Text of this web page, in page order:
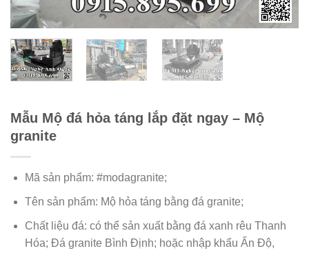
Mẫu Mộ đá hỏa táng lắp đặt ngay – Mộ
granite
Mã sản phẩm: #modagranite;
Tên sản phẩm: Mộ hỏa táng bằng đá granite;
Chất liệu đá: có thể sản xuất bằng đá xanh rêu Thanh
Hóa; Đá granite Bình Định; hoặc nhập khẩu Ấn Độ,